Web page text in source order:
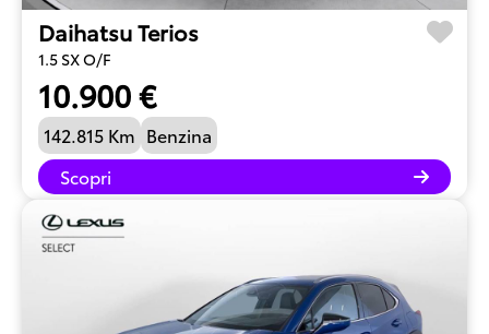
Daihatsu Terios
1.5 SX O/F
10.900 €
142.815 Km Benzina
Scopri